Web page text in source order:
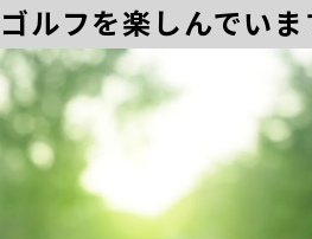
ゴルフを楽しんでいま